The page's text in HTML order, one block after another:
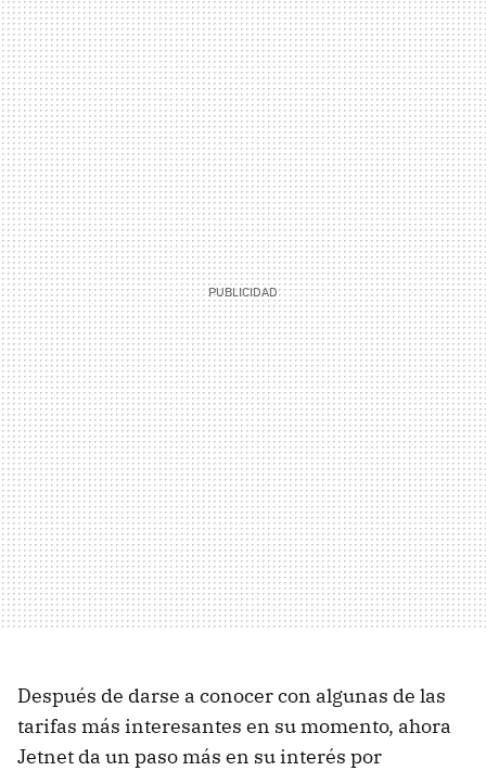
Después de darse a conocer con algunas de las
tarifas más interesantes en su momento, ahora
Jetnet da un paso más en su interés por